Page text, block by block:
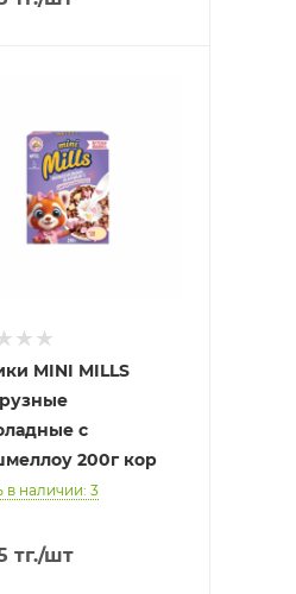
MINI MILLS
с
200г кор
в наличии: 3
тг./шт